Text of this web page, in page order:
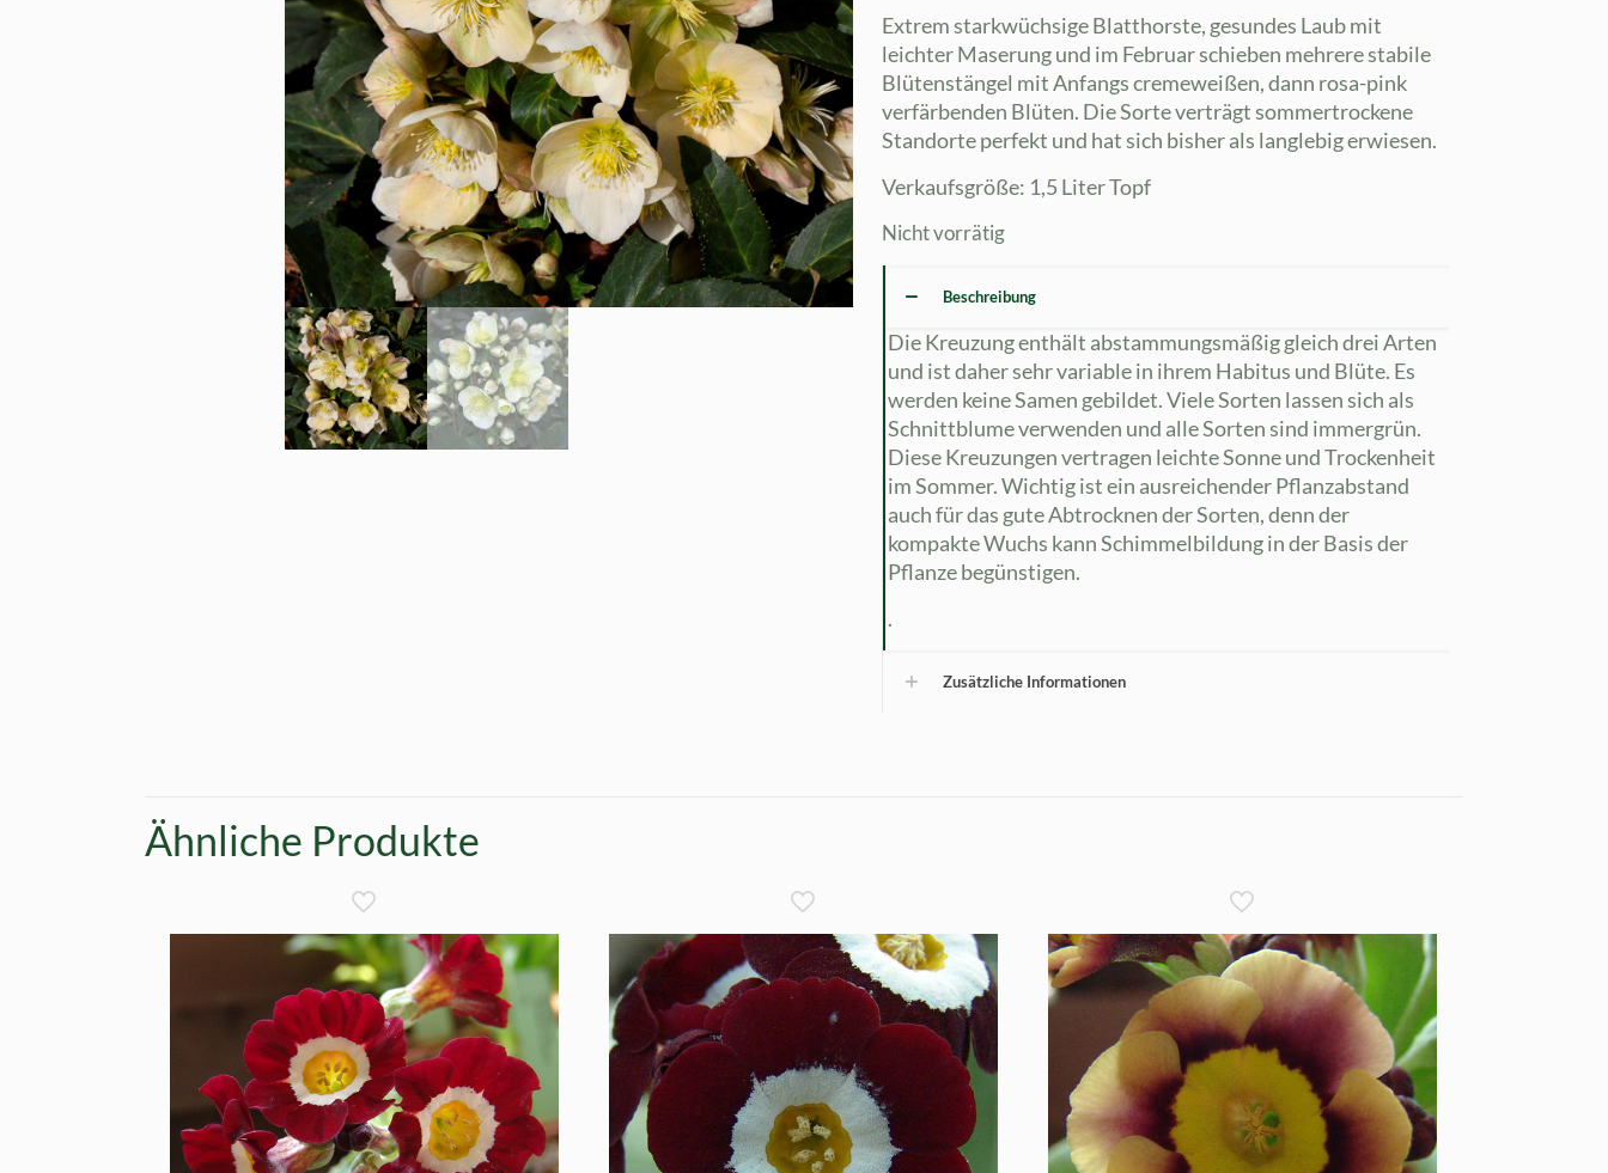
Extrem starkwüchsige Blatthorste, gesundes Laub mit
leichter Maserung und im Februar schieben mehrere stabile
Blütenstängel mit Anfangs cremeweißen, dann rosa-pink
verfärbenden Blüten. Die Sorte verträgt sommertrockene
Standorte perfekt und hat sich bisher als langlebig erwiesen.
Verkaufsgröße: 1,5 Liter Topf
Nicht vorrätig
Beschreibung
Die Kreuzung enthält abstammungsmäßig gleich drei Arten
und ist daher sehr variable in ihrem Habitus und Blüte. Es
werden keine Samen gebildet. Viele Sorten lassen sich als
Schnittblume verwenden und alle Sorten sind immergrün.
Diese Kreuzungen vertragen leichte Sonne und Trockenheit
im Sommer. Wichtig ist ein ausreichender Pflanzabstand
auch für das gute Abtrocknen der Sorten, denn der
kompakte Wuchs kann Schimmelbildung in der Basis der
Pflanze begünstigen.
.
Zusätzliche Informationen
Ähnliche Produkte